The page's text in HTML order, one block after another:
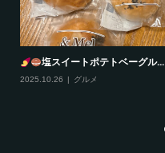
塩スイートポテトベーグル...
2025.10.26 グルメ